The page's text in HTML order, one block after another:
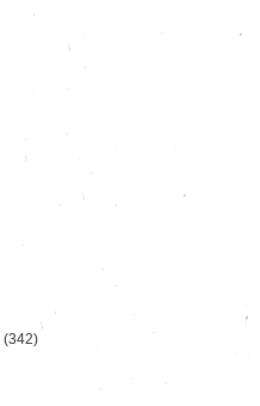
(342)